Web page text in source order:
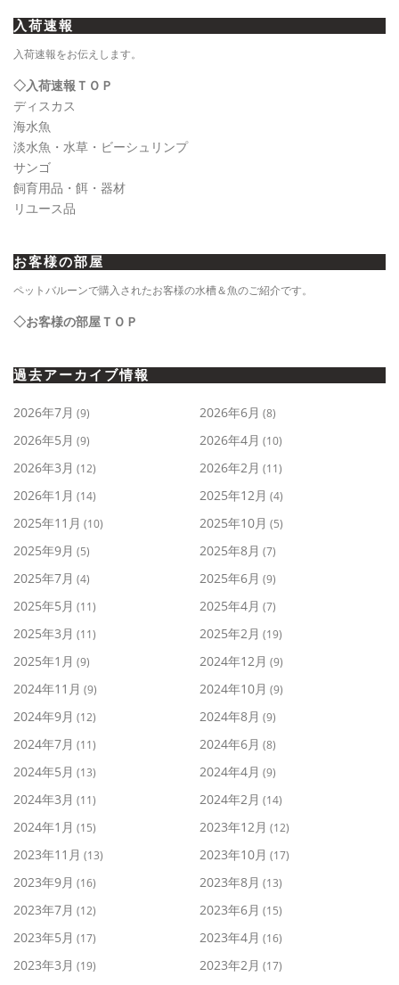
入荷速報
入荷速報をお伝えします。
◇入荷速報ＴＯＰ
ディスカス
海水魚
淡水魚・水草・ビーシュリンプ
サンゴ
飼育用品・餌・器材
リユース品
お客様の部屋
ペットバルーンで購入されたお客様の水槽＆魚のご紹介です。
◇お客様の部屋ＴＯＰ
過去アーカイブ情報
2026年7月 (9) 2026年6月 (8)
2026年5月 (9) 2026年4月 (10)
2026年3月 (12) 2026年2月 (11)
2026年1月 (14) 2025年12月 (4)
2025年11月 (10) 2025年10月 (5)
2025年9月 (5) 2025年8月 (7)
2025年7月 (4) 2025年6月 (9)
2025年5月 (11) 2025年4月 (7)
2025年3月 (11) 2025年2月 (19)
2025年1月 (9) 2024年12月 (9)
2024年11月 (9) 2024年10月 (9)
2024年9月 (12) 2024年8月 (9)
2024年7月 (11) 2024年6月 (8)
2024年5月 (13) 2024年4月 (9)
2024年3月 (11) 2024年2月 (14)
2024年1月 (15) 2023年12月 (12)
2023年11月 (13) 2023年10月 (17)
2023年9月 (16) 2023年8月 (13)
2023年7月 (12) 2023年6月 (15)
2023年5月 (17) 2023年4月 (16)
2023年3月 (19) 2023年2月 (17)